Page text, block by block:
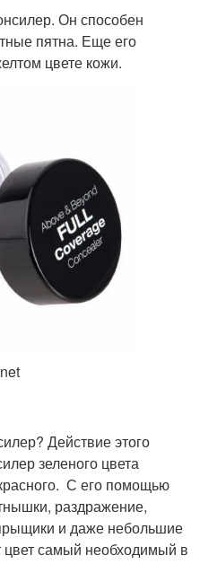
Он способен
пятна. Еще его
цвете кожи.
Действие этого
зеленого цвета
С его помощью
раздражение,
и даже небольшие
цвет самый необходимый в